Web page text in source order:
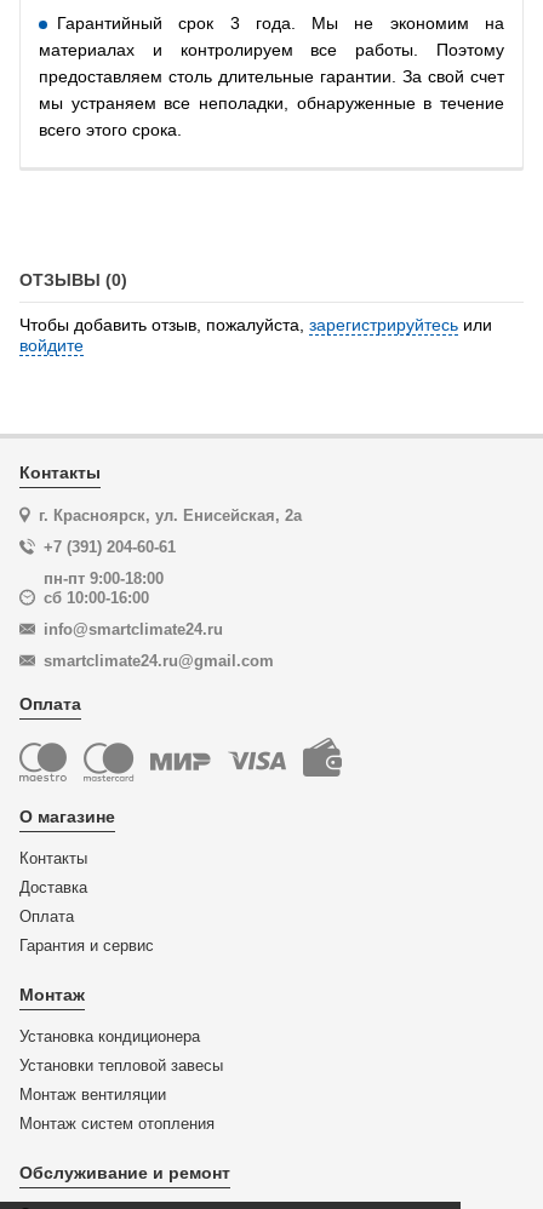
Гарантийный срок 3 года. Мы не экономим на
материалах и контролируем все работы. Поэтому
предоставляем столь длительные гарантии. За свой счет
мы устраняем все неполадки, обнаруженные в течение
всего этого срока.
ОТЗЫВЫ (0)
Чтобы добавить отзыв, пожалуйста, зарегистрируйтесь или
войдите
Контакты
г. Красноярск, ул. Енисейская, 2а
+7 (391) 204-60-61
пн-пт 9:00-18:00
сб 10:00-16:00
info@smartclimate24.ru
smartclimate24.ru@gmail.com
Оплата
О магазине
Контакты
Доставка
Оплата
Гарантия и сервис
Монтаж
Установка кондиционера
Установки тепловой завесы
Монтаж вентиляции
Монтаж систем отопления
Обслуживание и ремонт